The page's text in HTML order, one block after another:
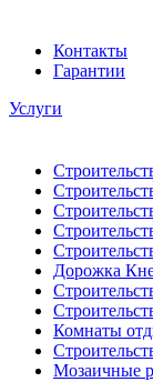
Контакты
Гарантии
Услуги
Дорожка
Комнаты
Мозаичные